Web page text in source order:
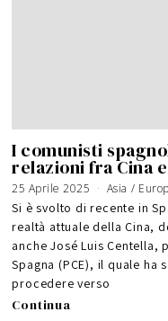
I comunisti
relazioni fra Cina e
25 Aprile 2025 Asia /
Si è svolto di recente in
realtà attuale della Cina,
anche José Luis Centella,
Spagna (PCE), il quale
procedere verso
Continua